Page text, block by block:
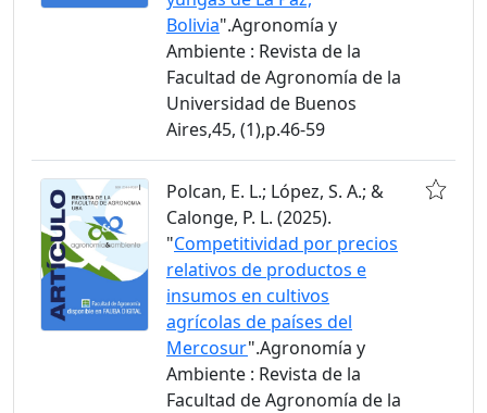
Bolivia".Agronomía y
Ambiente : Revista de la
Facultad de Agronomía de la
Universidad de Buenos
Aires,45, (1),p.46-59
Polcan, E. L.; López, S. A.; &
Calonge, P. L. (2025).
"Competitividad por precios
relativos de productos e
insumos en cultivos
agrícolas de países del
Mercosur".Agronomía y
Ambiente : Revista de la
Facultad de Agronomía de la